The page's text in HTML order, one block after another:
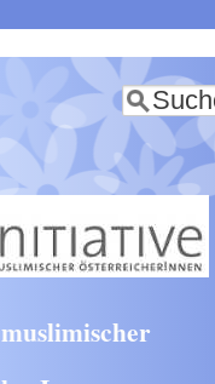
zum
Inhalt
Suche